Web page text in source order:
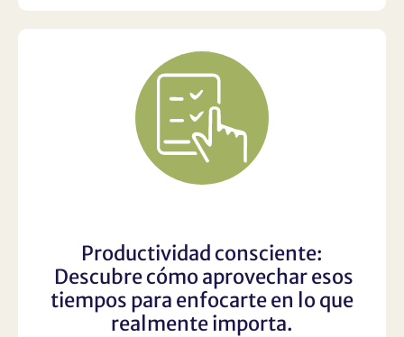
Productividad consciente:
Descubre cómo aprovechar esos
tiempos para enfocarte en lo que
realmente importa.